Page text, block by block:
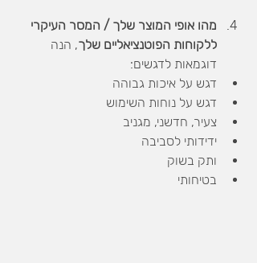
מהו אופי המוצר שלך / המסר העיקרי
ללקוחות הפוטנציאליים שלך, הנה
דוגמאות לדגשים:
דגש על איכות גבוהה
דגש על נוחות השימוש
צעיר, חדשני, מגניב
ידידותי לסביבה
ותק בשוק
בטיחותי